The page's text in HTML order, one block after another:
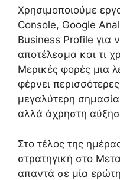
Χρησιμοποιούμε
Console, Google
Business Profile για
αποτέλεσμα και τι
Μερικές φορές μια
φέρνει
μεγαλύτερη
αλλά άχρηστη
Στο τέλος της
στρατηγική στο
απαντά σε μία